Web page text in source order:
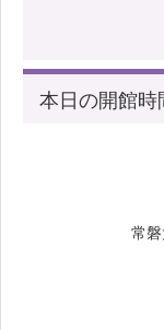
本日の開館時
常